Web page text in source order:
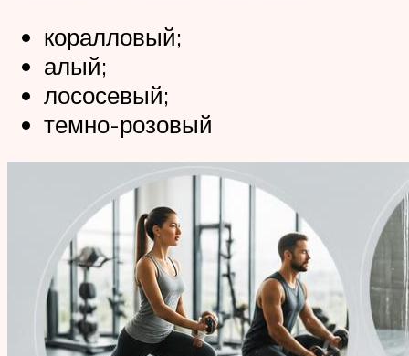
коралловый;
алый;
лососевый;
темно-розовый